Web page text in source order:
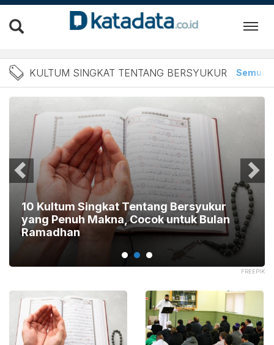
Berita kultum singkat
KULTUM SINGKAT TENTANG BERSYUKUR Semua
FREEPIK
10 Kultum Singkat Tentang Bersyukur
yang Penuh Makna, Cocok untuk Bulan
Ramadhan